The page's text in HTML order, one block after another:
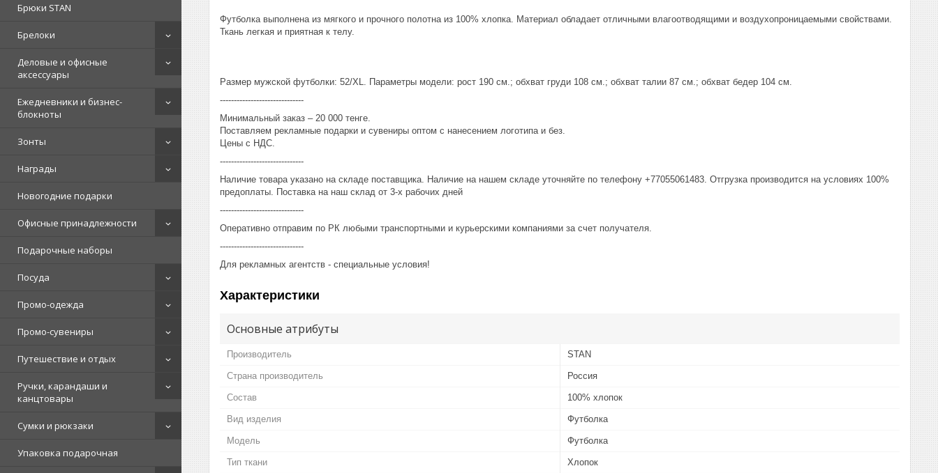
Брюки STAN
Брелоки
Деловые и офисные
аксессуары
Ежедневники и бизнес-
блокноты
Зонты
Награды
Новогодние подарки
Офисные принадлежности
Подарочные наборы
Посуда
Промо-одежда
Промо-сувениры
Путешествие и отдых
Ручки, карандаши и
канцтовары
Сумки и рюкзаки
Упаковка подарочная
Футболка выполнена из мягкого и прочного полотна из 100% хлопка. Материал обладает отличными влагоотводящими и воздухопроницаемыми свойствами.
Ткань легкая и приятная к телу.
Размер мужской футболки: 52/XL. Параметры модели: рост 190 см.; обхват груди 108 см.; обхват талии 87 см.; обхват бедер 104 см.
------------------------------
Минимальный заказ – 20 000 тенге.
Поставляем рекламные подарки и сувениры оптом с нанесением логотипа и без.
Цены с НДС.
------------------------------
Наличие товара указано на складе поставщика. Наличие на нашем складе уточняйте по телефону +77055061483. Отгрузка производится на условиях 100%
предоплаты. Поставка на наш склад от 3-x рабочих дней
------------------------------
Оперативно отправим по РК любыми транспортными и курьерскими компаниями за счет получателя.
------------------------------
Для рекламных агентств - специальные условия!
Характеристики
Основные атрибуты
Производитель STAN
Страна производитель Россия
Состав 100% хлопок
Вид изделия Футболка
Мoдель Футболка
Тип ткани Хлопок